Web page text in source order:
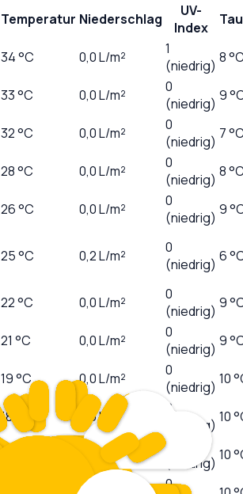
Temperatur Niederschlag
UV-
Index
34°C 0,0L/m²
1
(niedrig) 8
33°C 0,0L/m²
0
(niedrig) 9
32°C 0,0L/m²
0
(niedrig) 7
28°C 0,0L/m²
0
(niedrig) 8
26°C 0,0L/m²
0
(niedrig) 9
25°C 0,2L/m²
0
(niedrig) 6
22°C 0,0L/m²
0
(niedrig) 9
21 °C 0,0L/m²
0
(niedrig) 9
19°C 0,0L/m²
0
(niedrig) 10
18 0,0L/m²
0
(niedrig) 10
L/m²
0
(niedrig) 10
0